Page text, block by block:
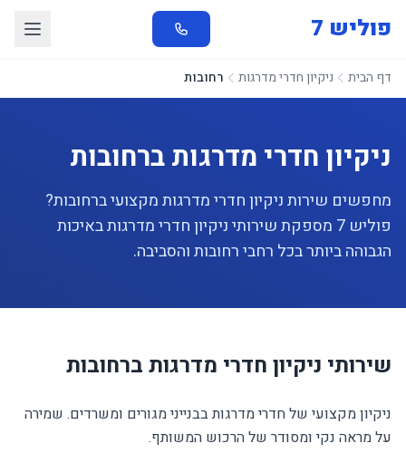
פוליש 7
דף הבית ניקיון חדרי מדרגות רחובות
ניקיון חדרי מדרגות ברחובות
מחפשים שירות ניקיון חדרי מדרגות מקצועי ברחובות?
פוליש 7 מספקת שירותי ניקיון חדרי מדרגות באיכות
הגבוהה ביותר בכל רחבי רחובות והסביבה.
שירותי ניקיון חדרי מדרגות ברחובות
ניקיון מקצועי של חדרי מדרגות בבנייני מגורים ומשרדים. שמירה
על מראה נקי ומסודר של הרכוש המשותף.